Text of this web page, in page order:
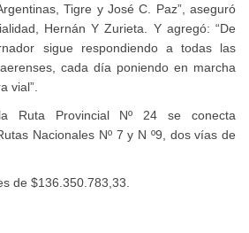
Tigre y José C. Paz”, aseguró
Hernán Y Zurieta. Y agregó: “De
sigue respondiendo a todas las
cada día poniendo en marcha
vial”.
Ruta Provincial Nº 24 se conecta
Nacionales Nº 7 y N º9, dos vías de
de $136.350.783,33.